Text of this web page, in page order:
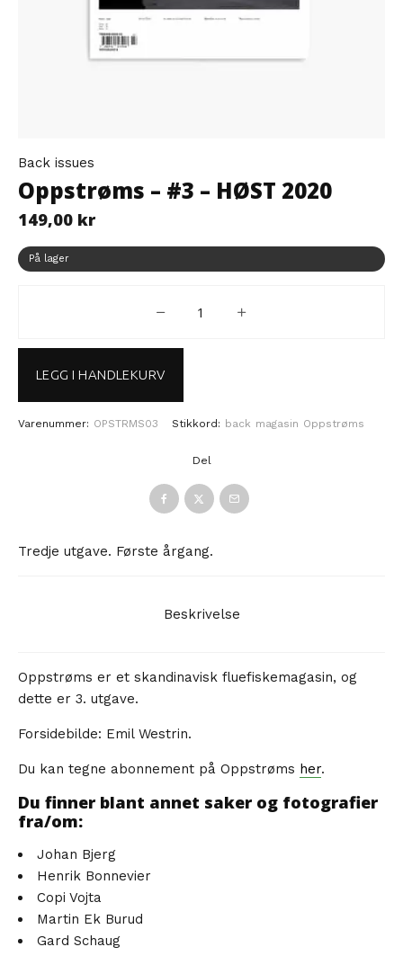
Back issues
Oppstrøms – #3 – HØST 2020
149,00 kr
Tredje utgave. Første årgang.
På lager
Oppstrøms - #3 - HØST 2020
LEGG I HANDLEKURV
Varenummer: OPSTRMS03 Stikkord: back magasin Oppstrøms
Del
Beskrivelse
Oppstrøms er et skandinavisk fluefiskemagasin, og
dette er 3. utgave.
Forsidebilde: Emil Westrin.
Du kan tegne abonnement på Oppstrøms her.
Du finner blant annet saker og fotografier
fra/om:
Johan Bjerg
Henrik Bonnevier
Copi Vojta
Martin Ek Burud
Gard Schaug